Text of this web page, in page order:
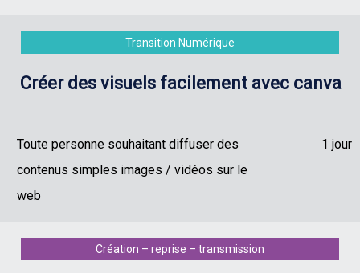
Créer des visuels facilement avec canva
Transition Numérique
Toute personne souhaitant diffuser des
contenus simples images / vidéos sur le
web
1 jour
Création – reprise – transmission